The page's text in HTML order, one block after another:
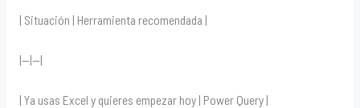
| Situación | Herramienta recomendada |
|—|—|
| Ya usas Excel y quieres empezar hoy | Power Query |